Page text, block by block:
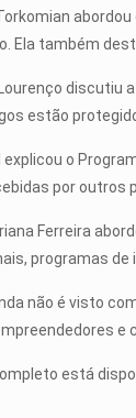
Ela também
discutiu
estão
explicou o
por outros
Ferreira
programas de
não é visto
e
está